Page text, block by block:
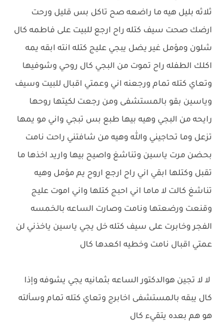
ثلاثه بليل هيه ما راضعه صح تاكل بس قليل ورحت
ارضك صحت سيف كتله راح ارجع للبيت على فاطمه كال
شلون ومؤمل غير يضل يبجي عليج كتله انته ابقه يمه
اكلك الطفله راح تموت من البجي كال روحي وشوفيها
وتعاي كتله تمام ورجعنه اني وعمتي اقبال للبيت وسيف
وياسين بقو بالمستشفى ومن رجعت لكيتها روحها
رايحه من البجي وهيه بيها طبع بس تبجي واني مو يمها
تزعل وما تحاجيني والله وهيه من شافتني راحت نامت
بحضن مرت ياسين وتناشغ واصيح بيها واريد اخذها ما
تقبل وكتلها ابقي اني راح ارجع اروح يم مؤمل وهيه
تناشغ كالت لا ماما اني احبج كتلها واني اموت عليج
وقنعت ورضعتها ونامت وصارت الساعه بالخمسه
الفجر وخابرت على سيف كتله خل يجي ياسين ياخذني لن
عمتي اقبال نامت وخطيه اكعدها كال
لا لا تجين هوالدكتور الساعه بثمانيه يجي يشوفه وإذا
كال يبقه بالمستشفى اخابرج وتعاي كتله تمام وسألته
هو هم بعده يتقيء كال